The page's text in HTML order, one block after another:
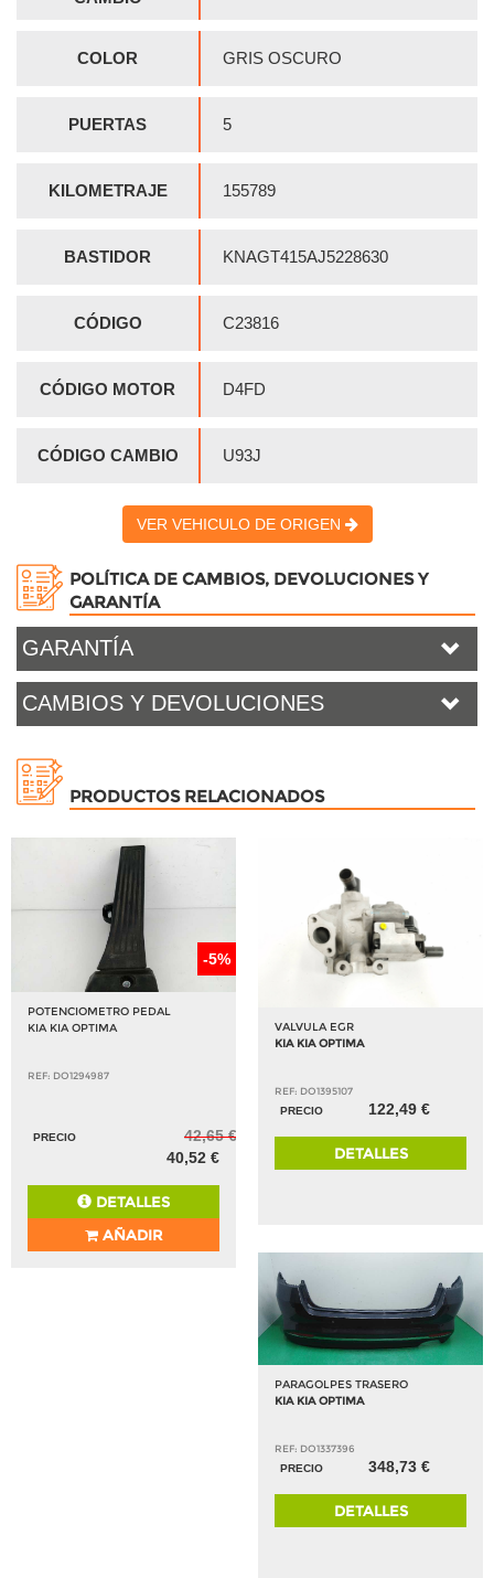
COLOR GRIS OSCURO
PUERTAS 5
KILOMETRAJE 155789
BASTIDOR KNAGT415AJ5228630
CÓDIGO C23816
CÓDIGO MOTOR D4FD
CÓDIGO CAMBIO U93J
VER VEHICULO DE ORIGEN
POLÍTICA DE CAMBIOS, DEVOLUCIONES Y
GARANTÍA
GARANTÍA
CAMBIOS Y DEVOLUCIONES
PRODUCTOS RELACIONADOS
-5%
POTENCIOMETRO PEDAL
KIA KIA OPTIMA
REF: DO1294987
PRECIO
42,65 €
40,52 €
DETALLES
AÑADIR
VALVULA EGR
KIA KIA OPTIMA
REF: DO1395107
PRECIO
122,49 €
DETALLES
PARAGOLPES TRASERO
KIA KIA OPTIMA
REF: DO1337396
PRECIO
348,73 €
DETALLES